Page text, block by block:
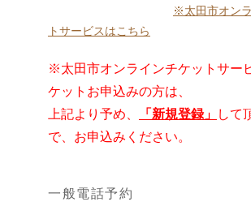
※太田市オン
トサービスはこちら
※太田市オンラインチケットサー
ケットお申込みの方は、
上記より予め、
「新規登録」
して
で、 お申込みください。
一般電話予約